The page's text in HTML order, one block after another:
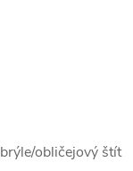
obličejový štít